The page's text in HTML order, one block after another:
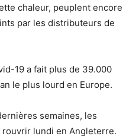
chaleur, peuplent encore
par les distributeurs de
19 a fait plus de 39.000
le plus lourd en Europe.
semaines, les
lundi en Angleterre.